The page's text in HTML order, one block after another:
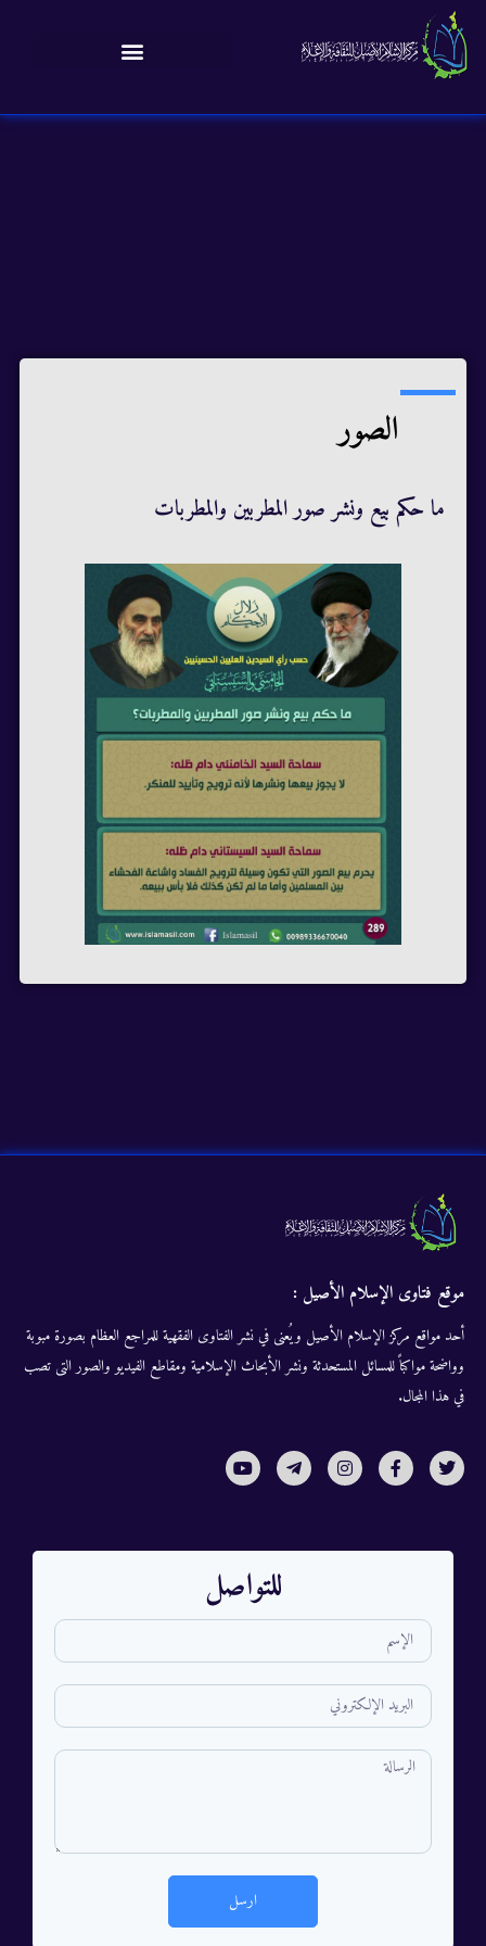
الصور
ما حكم بيع ونشر صور المطربين والمطربات
موقع فتاوى الإسلام الأصيل :
أحد مواقع مركز الإسلام الأصيل ويُعنى في نشر الفتاوى الفقهية للمراجع العظام بصورة مبوبة
وواضحة مواكباً للمسائل المستحدثة ونشر الأبحاث الإسلامية ومقاطع الفيديو والصور التى تصب
في هذا المجال.
للتواصل
ارسل